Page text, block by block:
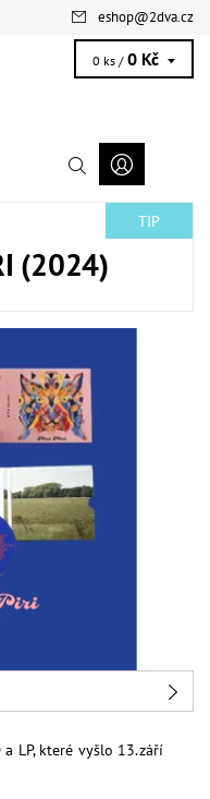
eshop@2dva.cz
0 ks / 0 Kč
TIP
(2024)
LP, které vyšlo 13.září